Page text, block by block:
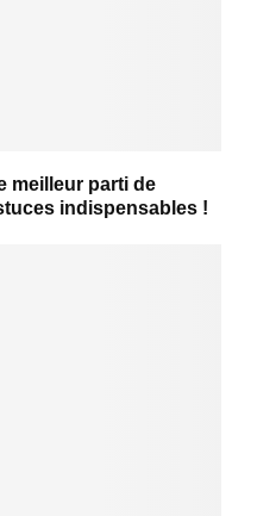
meilleur parti de
indispensables !